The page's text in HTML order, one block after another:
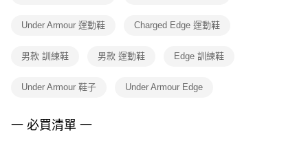
１．透過由恩沛科技股份有限公司提供之「AFTEE先享後付」服務完成之交
權轉讓予恩沛科技股份有限公司。
３．未成年的使用者請事先徵得法定代理人或監護人之同意方可使用
４．使用「AFTEE先享後付」時，將依據個別帳號之用戶狀況，依本公司即
Under Armour 運動鞋 Charged Edge 運動鞋
男款 訓練鞋 男款 運動鞋 Edge 訓練鞋
Under Armour 鞋子 Under Armour Edge
一 必買清單 一